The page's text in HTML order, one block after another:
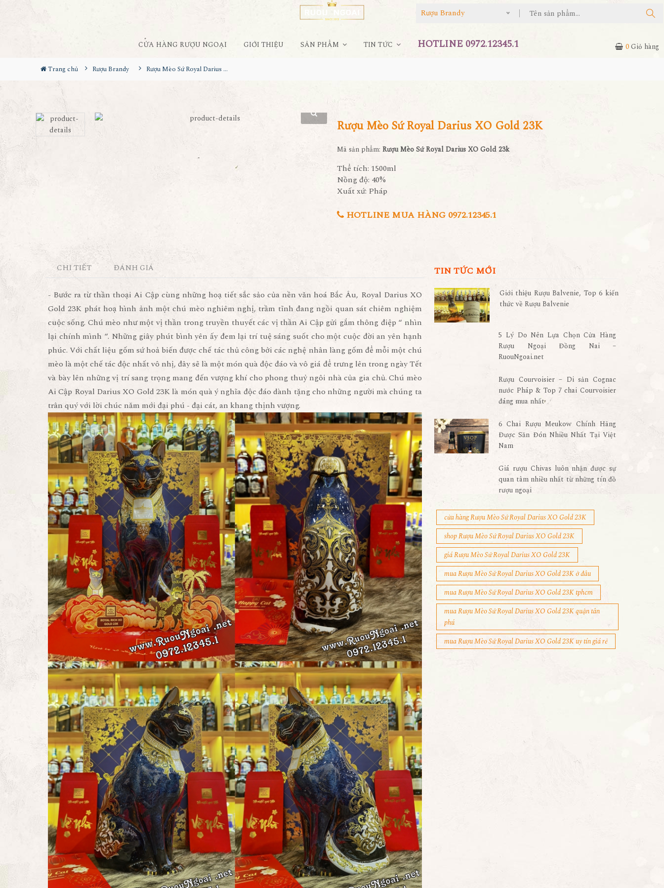
Rượu Brandy
CỬA HÀNG RƯỢU NGOẠI GIỚI THIỆU SẢN PHẨM TIN TỨC HOTLINE 0972.12345.1 0Giỏ hàng
Trang chủ Rượu Brandy Rượu Mèo Sứ Royal Darius XO Gold 23K
Rượu Mèo Sứ Royal Darius XO Gold 23K
Mã sản phẩm: Rượu Mèo Sứ Royal Darius XO Gold 23k
Thể tích: 1500ml
Nồng độ: 40%
Xuất xứ: Pháp
HOTLINE MUA HÀNG 0972.12345.1
CHI TIẾT ĐÁNH GIÁ
- Bước ra từ thần thoại Ai Cập cùng những hoạ tiết sắc sảo của nền văn hoá Bắc Âu, Royal Darius XO
Gold 23K phát hoạ hình ảnh một chú mèo nghiêm nghị, trầm tĩnh đang ngồi quan sát chiêm nghiệm
cuộc sống. Chú mèo như một vị thần trong truyền thuyết các vị thần Ai Cập gửi gắm thông điệp “ nhìn
lại chính mình “. Những giây phút bình yên ấy đem lại trí tuệ sáng suốt cho một cuộc đời an yên hạnh
phúc. Với chất liệu gốm sứ hoả biến được chế tác thủ công bởi các nghệ nhân làng gốm để mỗi một chú
mèo là một chế tác độc nhất vô nhị, đây sẽ là một món quà độc đáo và vô giá để trưng lên trong ngày Tết
và bày lên những vị trí sang trọng mang đến vượng khí cho phong thuỷ ngôi nhà của gia chủ. Chú mèo
Ai Cập Royal Darius XO Gold 23K là món quà ý nghĩa độc đáo dành tặng cho những người mà chúng ta
trân quý với lời chúc năm mới đại phú - đại cát, an khang thịnh vượng.
TIN TỨC MỚI
Giới thiệu Rượu Balvenie, Top 6 kiến
thức về Rượu Balvenie
5 Lý Do Nên Lựa Chọn Cửa Hàng
Rượu Ngoại Đồng Nai –
RuouNgoai.net
Rượu Courvoisier – Di sản Cognac
nước Pháp & Top 7 chai Courvoisier
đáng mua nhất
6 Chai Rượu Meukow Chính Hãng
Được Săn Đón Nhiều Nhất Tại Việt
Nam
Giá rượu Chivas luôn nhận được sự
quan tâm nhiều nhất từ những tín đồ
rượu ngoại
cửa hàng Rượu Mèo Sứ Royal Darius XO Gold 23K
shop Rượu Mèo Sứ Royal Darius XO Gold 23K
giá Rượu Mèo Sứ Royal Darius XO Gold 23K
mua Rượu Mèo Sứ Royal Darius XO Gold 23K ở đâu
mua Rượu Mèo Sứ Royal Darius XO Gold 23K tphcm
mua Rượu Mèo Sứ Royal Darius XO Gold 23K quận tân
phú
mua Rượu Mèo Sứ Royal Darius XO Gold 23K uy tín giá rẻ